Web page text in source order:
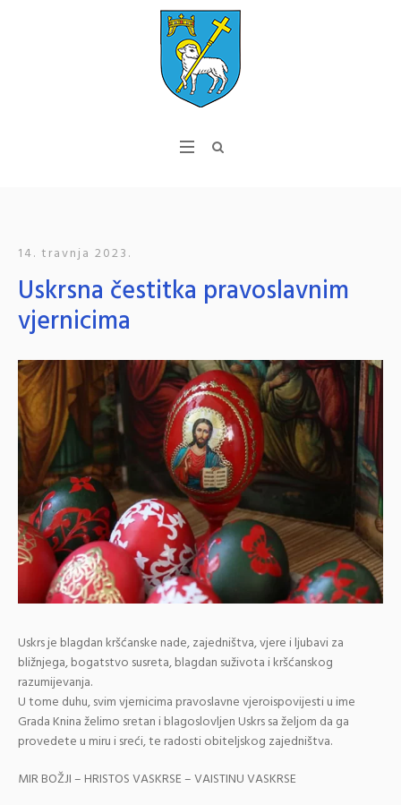
14. travnja 2023.
Uskrsna čestitka pravoslavnim
vjernicima
Uskrs je blagdan kršćanske nade, zajedništva, vjere i ljubavi za
bližnjega, bogatstvo susreta, blagdan suživota i kršćanskog
razumijevanja.
U tome duhu, svim vjernicima pravoslavne vjeroispovijesti u ime
Grada Knina želimo sretan i blagoslovljen Uskrs sa željom da ga
provedete u miru i sreći, te radosti obiteljskog zajedništva.
MIR BOŽJI – HRISTOS VASKRSE – VAISTINU VASKRSE